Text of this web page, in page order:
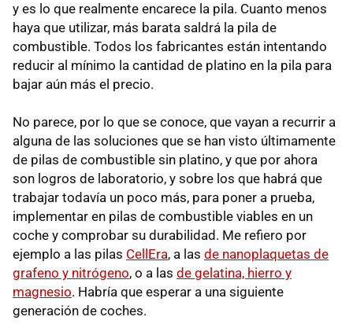
y es lo que realmente encarece la pila. Cuanto menos
haya que utilizar, más barata saldrá la pila de
combustible. Todos los fabricantes están intentando
reducir al mínimo la cantidad de platino en la pila para
bajar aún más el precio.
No parece, por lo que se conoce, que vayan a recurrir a
alguna de las soluciones que se han visto últimamente
de pilas de combustible sin platino, y que por ahora
son logros de laboratorio, y sobre los que habrá que
trabajar todavía un poco más, para poner a prueba,
implementar en pilas de combustible viables en un
coche y comprobar su durabilidad. Me refiero por
ejemplo a las pilas CellEra, a las de nanoplaquetas de
grafeno y nitrógeno, o a las de gelatina, hierro y
magnesio. Habría que esperar a una siguiente
generación de coches.